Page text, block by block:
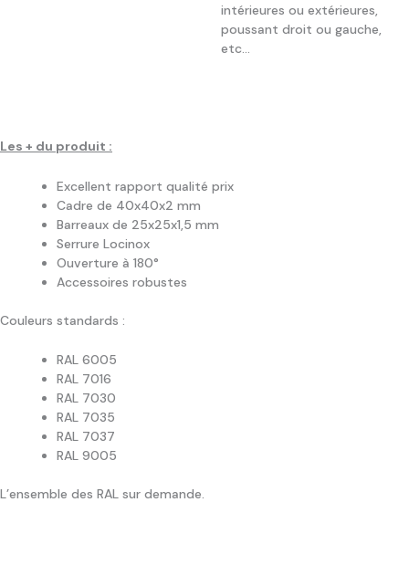
intérieures ou extérieures,
poussant droit ou gauche,
etc…
Les + du produit :
Excellent rapport qualité prix
Cadre de 40x40x2 mm
Barreaux de 25x25x1,5 mm
Serrure Locinox
Ouverture à 180°
Accessoires robustes
Couleurs standards :
RAL 6005
RAL 7016
RAL 7030
RAL 7035
RAL 7037
RAL 9005
L’ensemble des RAL sur demande.